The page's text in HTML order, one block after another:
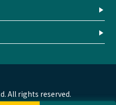
All rights reserved.